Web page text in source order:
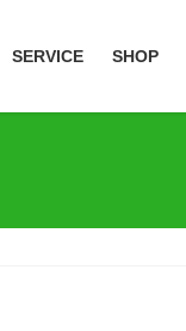
SERVICE SHOP